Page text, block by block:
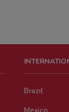
Brazil